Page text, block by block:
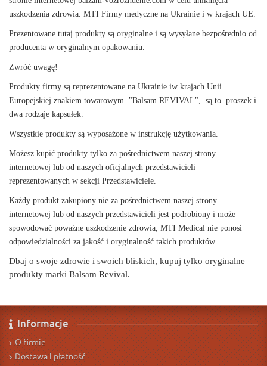
uszkodzenia zdrowia. MTI Firmy medyczne na Ukrainie i w krajach UE.
Prezentowane tutaj produkty są oryginalne i są wysyłane bezpośrednio od
producenta w oryginalnym opakowaniu.
Zwróć uwagę!
Produkty firmy są reprezentowane na Ukrainie iw krajach Unii
Europejskiej znakiem towarowym "Balsam REVIVAL", są to proszek i
dwa rodzaje kapsułek.
Wszystkie produkty są wyposażone w instrukcję użytkowania.
Możesz kupić produkty tylko za pośrednictwem naszej strony
internetowej lub od naszych oficjalnych przedstawicieli
reprezentowanych w sekcji Przedstawiciele.
Każdy produkt zakupiony nie za pośrednictwem naszej strony
internetowej lub od naszych przedstawicieli jest podrobiony i może
spowodować poważne uszkodzenie zdrowia, MTI Medical nie ponosi
odpowiedzialności za jakość i oryginalność takich produktów.
Dbaj o swoje zdrowie i swoich bliskich, kupuj tylko oryginalne
produkty marki Balsam Revival.
Informacje
O firmie
Dostawa i płatność